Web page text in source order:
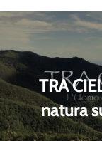
de
l’article
TRA
natura